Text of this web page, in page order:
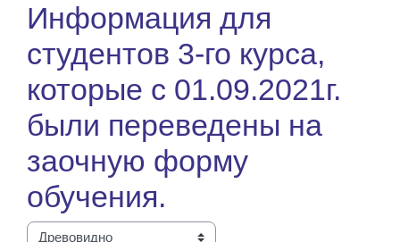
Информация для
студентов 3-го курса,
которые с 01.09.2021г.
были переведены на
заочную форму
обучения.
Режим отображения